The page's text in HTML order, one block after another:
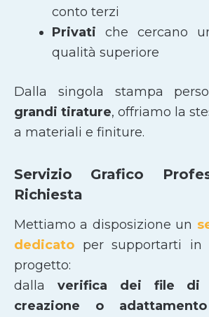
conto terzi
Privati che cercano
qualità superiore
Dalla singola stampa
grandi tirature, offriamo la
a materiali e finiture.
Servizio Grafico
Richiesta
Mettiamo a disposizione un
dedicato per supportarti in
progetto:
dalla verifica dei file di
creazione o